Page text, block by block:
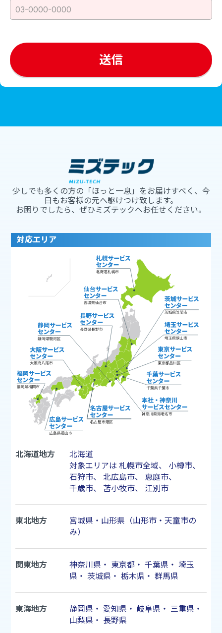
少しでも多くの方の「ほっと一息」をお届けすべく、今
日もお客様の元へ駆けつけ致します。
お困りでしたら、ぜひミズテックへお任せください。
対応エリア
北海道地方
北海道
対象エリアは 札幌市全域、 小樽市、
石狩市、 北広島市、 恵庭市、
千歳市、 苫小牧市、 江別市
東北地方
宮城県・山形県（山形市・天童市の
み）
関東地方 神奈川県 ・ 東京都・ 千葉県 ・ 埼玉
県 ・ 茨城県 ・ 栃木県 ・ 群馬県
東海地方 静岡県 ・ 愛知県 ・ 岐阜県 ・ 三重県 ・
山梨県 ・ 長野県